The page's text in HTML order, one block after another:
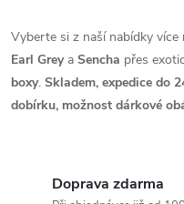
Vyberte si z naší nabídky více
Earl Greya Sencha přes
boxy. Skladem, expedice do
dobírku, možnost dárkové
Doprava zdarma